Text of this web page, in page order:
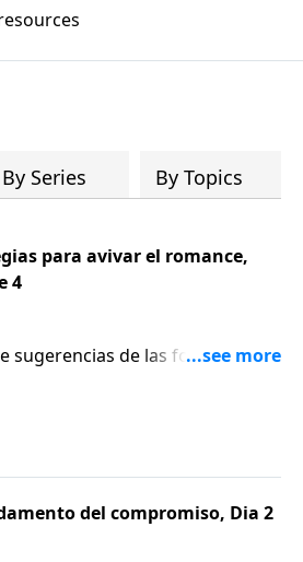
a uno de los estudios de grupos
principios de la Palabra de
compartirlos con su familia,
y su comunidad!
By Series By Topics
para avivar el romance,
4
sugerencias de las formas en
utilizar la aventura, el
del compromiso, Dia 2